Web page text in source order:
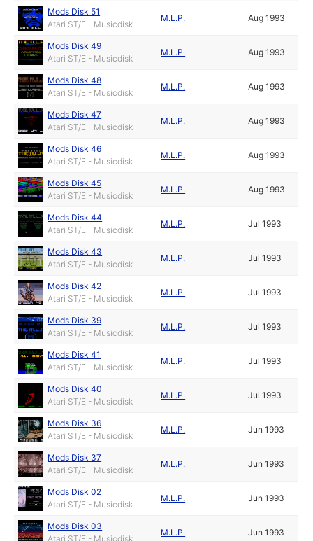
Mods Disk 51
Atari ST/E - Musicdisk
M.L.P. Aug 1993
Mods Disk 49
Atari ST/E - Musicdisk
M.L.P. Aug 1993
Mods Disk 48
Atari ST/E - Musicdisk
M.L.P. Aug 1993
Mods Disk 47
Atari ST/E - Musicdisk
M.L.P. Aug 1993
Mods Disk 46
Atari ST/E - Musicdisk
M.L.P. Aug 1993
Mods Disk 45
Atari ST/E - Musicdisk
M.L.P. Aug 1993
Mods Disk 44
Atari ST/E - Musicdisk
M.L.P. Jul 1993
Mods Disk 43
Atari ST/E - Musicdisk
M.L.P. Jul 1993
Mods Disk 42
Atari ST/E - Musicdisk
M.L.P. Jul 1993
Mods Disk 39
Atari ST/E - Musicdisk
M.L.P. Jul 1993
Mods Disk 41
Atari ST/E - Musicdisk
M.L.P. Jul 1993
Mods Disk 40
Atari ST/E - Musicdisk
M.L.P. Jul 1993
Mods Disk 36
Atari ST/E - Musicdisk
M.L.P. Jun 1993
Mods Disk 37
Atari ST/E - Musicdisk
M.L.P. Jun 1993
Mods Disk 02
Atari ST/E - Musicdisk
M.L.P. Jun 1993
Mods Disk 03
Atari ST/E - Musicdisk
M.L.P. Jun 1993